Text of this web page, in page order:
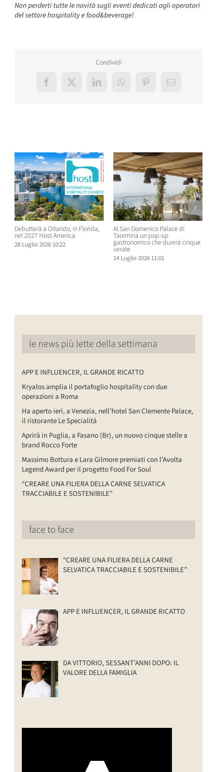
Non perderti tutte le novità sugli eventi dedicati agli operatori
del settore hospitality e food&beverage!
Condividi
Facebook
X LinkedInWhatsAppPinterestEmail
Debutterà a Orlando, in Florida,
nel 2027 Host America
28 Luglio 2026 10:22
Al San Domenico Palace di
Taormina un pop-up
gastronomico che durerà cinque
serate
14 Luglio 2026 11:01
le news più lette della settimana
APP E INFLUENCER, IL GRANDE RICATTO
Kryalos amplia il portafoglio hospitality con due
operazioni a Roma
Ha aperto ieri, a Venezia, nell’hotel San Clemente Palace,
il ristorante Le Specialità
Aprirà in Puglia, a Fasano (Br), un nuovo cinque stelle a
brand Rocco Forte
Massimo Bottura e Lara Gilmore premiati con l’Avolta
Legend Award per il progetto Food For Soul
“CREARE UNA FILIERA DELLA CARNE SELVATICA
TRACCIABILE E SOSTENIBILE”
face to face
“CREARE UNA FILIERA DELLA CARNE
SELVATICA TRACCIABILE E SOSTENIBILE”
APP E INFLUENCER, IL GRANDE RICATTO
DA VITTORIO, SESSANT’ANNI DOPO: IL
VALORE DELLA FAMIGLIA